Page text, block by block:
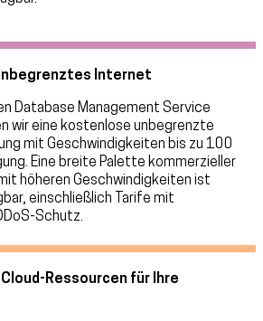
Internet
Database Management Service
wir eine kostenlose unbegrenzte
mit Geschwindigkeiten bis zu 100
Eine breite Palette kommerzieller
höheren Geschwindigkeiten ist
einschließlich Tarife mit
Schutz.
Cloud-Ressourcen für Ihre